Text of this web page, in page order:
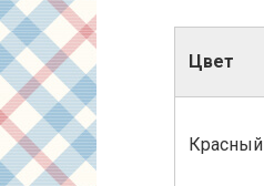
Цвет
Красный